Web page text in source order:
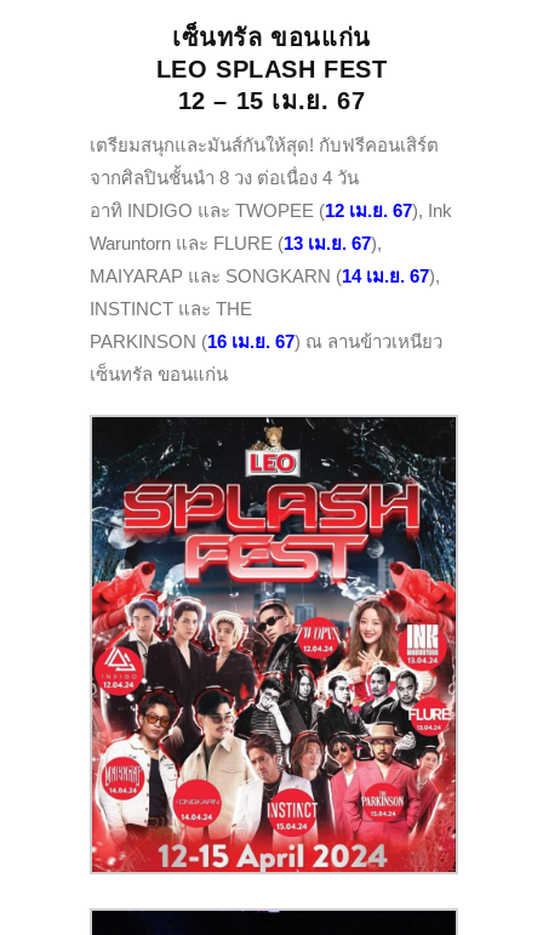
เซ็นทรัล ขอนแก่น
LEO SPLASH FEST
12 – 15 เม.ย. 67
เตรียมสนุกและมันส์กันให้สุด! กับฟรีคอนเสิร์ต
จากศิลปินชั้นนำ 8 วง ต่อเนื่อง 4 วัน
อาทิ INDIGO และ TWOPEE (12 เม.ย. 67), Ink
Waruntorn และ FLURE (13 เม.ย. 67),
MAIYARAP และ SONGKARN (14 เม.ย. 67),
INSTINCT และ THE
PARKINSON (16 เม.ย. 67) ณ ลานข้าวเหนียว
เซ็นทรัล ขอนแก่น